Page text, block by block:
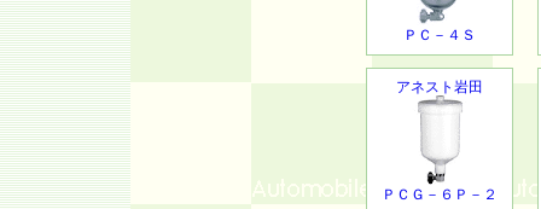
ＰＣ－４Ｓ
アネスト岩田
ＰＣＧ－６Ｐ－２